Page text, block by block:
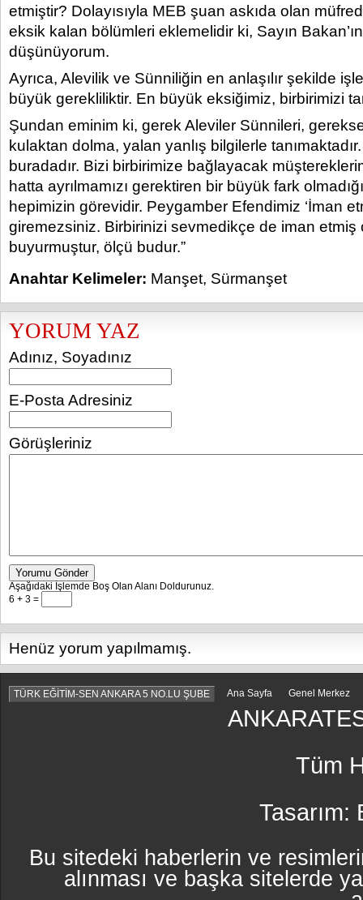
etmiştir? Dolayısıyla MEB şuan askıda olan
eksik kalan bölümleri eklemelidir ki, Sayın
düşünüyorum.
Ayrıca, Alevilik ve Sünniliğin en anlaşılır şekilde
büyük gerekliliktir. En büyük eksiğimiz, birbirimizi
Şundan eminim ki, gerek Aleviler Sünnileri,
kulaktan dolma, yalan yanlış bilgilerle
buradadır. Bizi birbirimize bağlayacak
hatta ayrılmamızı gerektiren bir büyük fark
hepimizin görevidir. Peygamber Efendimiz ‘İman
giremezsiniz. Birbirinizi sevmedikçe de iman etmiş
buyurmuştur, ölçü budur.”
Anahtar Kelimeler: Manşet, Sürmanşet
YORUM YAZ
Adınız, Soyadınız
E-Posta Adresiniz
Görüşleriniz
Yorumu Gönder
Aşağıdaki İşlemde Boş Olan Alanı Doldurunuz.
6 + 3 =
Henüz yorum yapılmamış.
TÜRK EĞİTİM-SEN ANKARA 5 NO.LU ŞUBE Ana Sayfa Genel Merkez
Tüm
Tasarım:
Bu sitedeki haberlerin ve
alınması ve başka sitelerde